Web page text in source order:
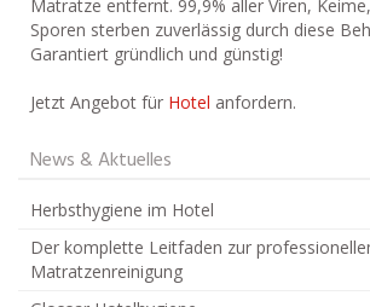
Matratze entfernt. 99,9% aller Viren,
Sporen sterben zuverlässig durch diese
Garantiert gründlich und günstig!
Jetzt Angebot für Hotel anfordern.
News & Aktuelles
Herbsthygiene im Hotel
Der komplette Leitfaden zur
Matratzenreinigung